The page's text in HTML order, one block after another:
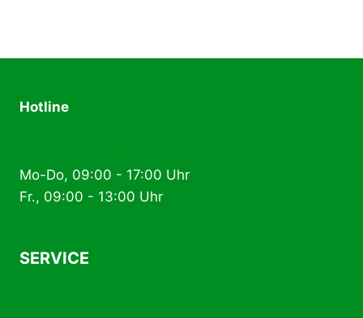
Die
können
Produktseite
gewählt
Hotline
Mo-Do, 09:00 - 17:00 Uhr
Fr., 09:00 - 13:00 Uhr
SERVICE